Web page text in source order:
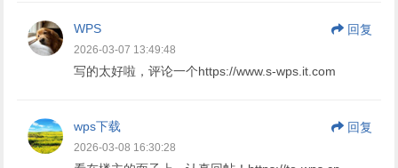
WPS 回复
2026-03-07 13:49:48
写的太好啦，评论一个https://www.s-wps.it.com
wps下载 回复
2026-03-08 16:30:28